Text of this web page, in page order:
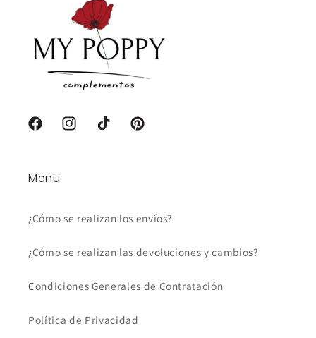
FacebookInstagramTikTok Pinterest
Menu
¿Cómo se realizan los envíos?
¿Cómo se realizan las devoluciones y cambios?
Condiciones Generales de Contratación
Política de Privacidad